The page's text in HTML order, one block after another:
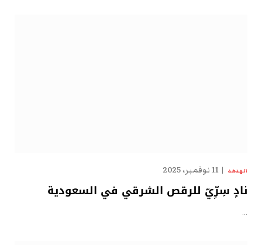
الهدهد 11 نوفمبر، 2025
نادٍ سِرِّيّ للرقص الشرقي في السعودية
…